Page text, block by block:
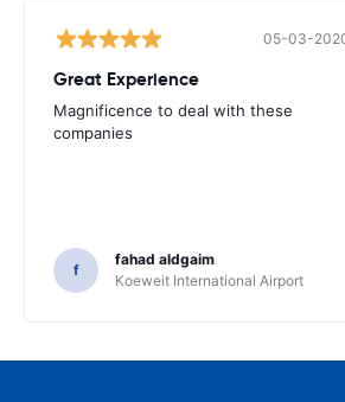
05-03-
Great Experience
Magnificence to deal with these
companies
f
fahad aldgaim
Koeweit International Airport